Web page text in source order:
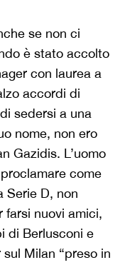
se non ci
è stato accolto
con laurea a
accordi di
sedersi a una
nome, non ero
Gazidis. L’uomo
come
Serie D, non
farsi nuovi amici,
di Berlusconi e
Milan “preso in